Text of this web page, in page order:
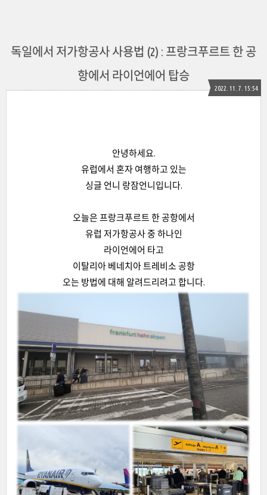
독일에서 저가항공사 사용법 (2) : 프랑크푸르트 한 공
항에서 라이언에어 탑승
2022. 11. 7. 15:54
안녕하세요.
유럽에서 혼자 여행하고 있는
싱글 언니 랑잠언니입니다.
오늘은 프랑크푸르트 한 공항에서
유럽 저가항공사 중 하나인
라이언에어 타고
이탈리아 베네치아 트레비소 공항
오는 방법에 대해 알려드리려고 합니다.